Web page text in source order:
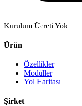
Kurulum Ücreti Yok
Ürün
Özellikler
Modüller
Yol Haritası
Şirket